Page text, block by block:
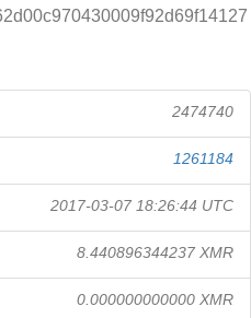
2474740
1261184
2017-03-07 18:26:44 UTC
8.440896344237 XMR
0.000000000000 XMR